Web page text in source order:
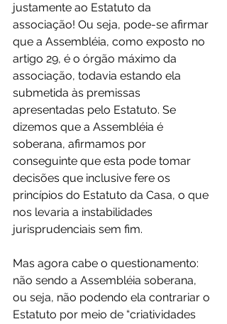
justamente ao Estatuto da
associação! Ou seja, pode-se afirmar
que a Assembléia, como exposto no
artigo 29, é o órgão máximo da
associação, todavia estando ela
submetida às premissas
apresentadas pelo Estatuto. Se
dizemos que a Assembléia é
soberana, afirmamos por
conseguinte que esta pode tomar
decisões que inclusive fere os
princípios do Estatuto da Casa, o que
nos levaria a instabilidades
jurisprudenciais sem fim.
Mas agora cabe o questionamento:
não sendo a Assembléia soberana,
ou seja, não podendo ela contrariar o
Estatuto por meio de “criatividades